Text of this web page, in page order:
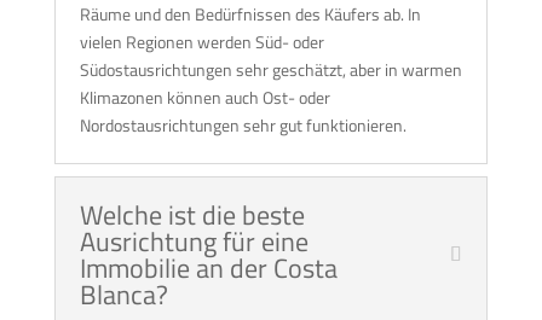
Räume und den Bedürfnissen des Käufers ab. In
vielen Regionen werden Süd- oder
Südostausrichtungen sehr geschätzt, aber in warmen
Klimazonen können auch Ost- oder
Nordostausrichtungen sehr gut funktionieren.
Welche ist die beste
Ausrichtung für eine
Immobilie an der Costa
Blanca?